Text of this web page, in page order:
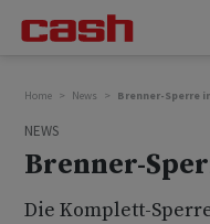
Home News Brenner-Sperre
NEWS
Brenner-
Die Komplett-